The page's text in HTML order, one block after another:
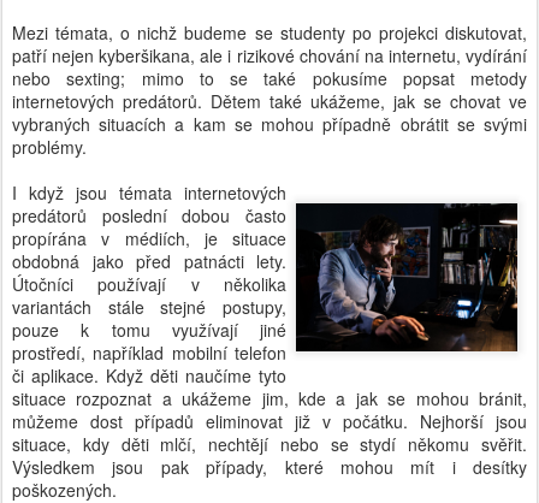
Mezi témata, o nichž budeme se studenty po projekci diskutovat,
patří nejen kyberšikana, ale i rizikové chování na internetu, vydírání
nebo sexting; mimo to se také pokusíme popsat metody
internetových predátorů. Dětem také ukážeme, jak se chovat ve
vybraných situacích a kam se mohou případně obrátit se svými
problémy.
I když jsou témata internetových
predátorů poslední dobou často
propírána v médiích, je situace
obdobná jako před patnácti lety.
Útočníci používají v několika
variantách stále stejné postupy,
pouze k tomu využívají jiné
prostředí, například mobilní telefon
či aplikace. Když děti naučíme tyto
situace rozpoznat a ukážeme jim, kde a jak se mohou bránit,
můžeme dost případů eliminovat již v počátku. Nejhorší jsou
situace, kdy děti mlčí, nechtějí nebo se stydí někomu svěřit.
Výsledkem jsou pak případy, které mohou mít i desítky
poškozených.